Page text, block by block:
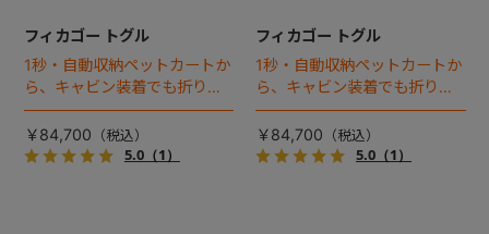
フィカゴー トグル
1秒・自動収納ペットカートか
ら、キャビン装着でも折りた
ためるモデルが登場！
￥84,700
5.0（1）
フィカゴー トグル
1秒・自動収納ペットカートか
ら、キャビン装着でも折りた
ためるモデルが登場！
￥84,700
5.0（1）